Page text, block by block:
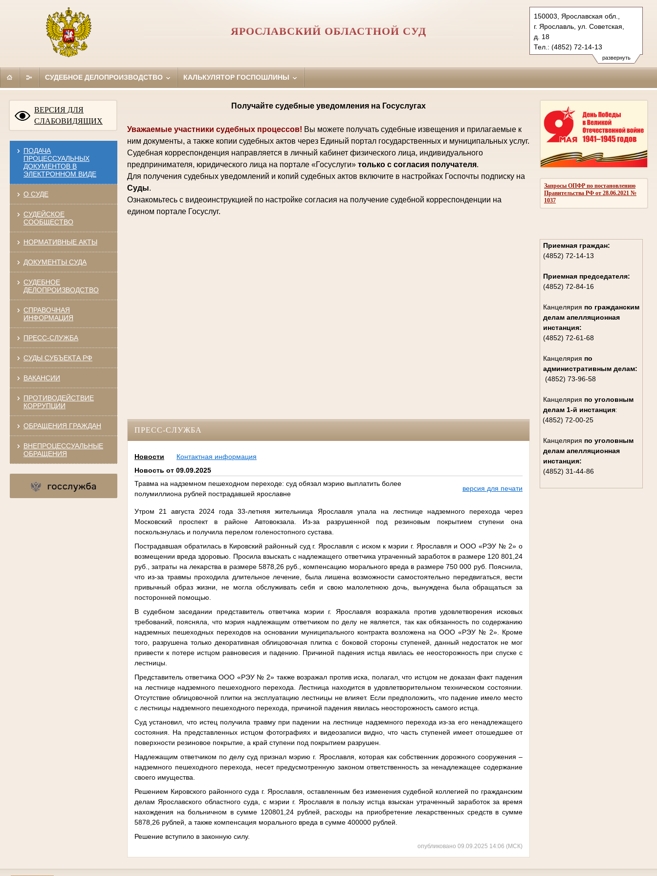
развернуть
150003, Ярославская обл.,
г. Ярославль, ул. Советская,
д. 18
Тел.: (4852) 72-14-13
oblsud.jrs@sudrf.ru
law@law.yar.ru
ЯРОСЛАВСКИЙ ОБЛАСТНОЙ СУД
СУДЕБНОЕ ДЕЛОПРОИЗВОДСТВО КАЛЬКУЛЯТОР ГОСПОШЛИНЫ
ВЕРСИЯ ДЛЯ
СЛАБОВИДЯЩИХ
ПОДАЧА
ПРОЦЕССУАЛЬНЫХ
ДОКУМЕНТОВ В
ЭЛЕКТРОННОМ ВИДЕ
О СУДЕ
СУДЕЙСКОЕ
СООБЩЕСТВО
НОРМАТИВНЫЕ АКТЫ
ДОКУМЕНТЫ СУДА
СУДЕБНОЕ
ДЕЛОПРОИЗВОДСТВО
СПРАВОЧНАЯ
ИНФОРМАЦИЯ
ПРЕСС-СЛУЖБА
СУДЫ СУБЪЕКТА РФ
ВАКАНСИИ
ПРОТИВОДЕЙСТВИЕ
КОРРУПЦИИ
ОБРАЩЕНИЯ ГРАЖДАН
ВНЕПРОЦЕССУАЛЬНЫЕ
ОБРАЩЕНИЯ
Запросы ОПФР по постановлению
Правительства РФ от 28.06.2021 №
1037
Приемная граждан:
(4852) 72-14-13
Приемная председателя:
(4852) 72-84-16
Канцелярия по гражданским
делам апелляционная
инстанция:
(4852) 72-61-68
Канцелярия по
административным делам:
(4852) 73-96-58
Канцелярия по уголовным
делам 1-й инстанция:
(4852) 72-00-25
Канцелярия по уголовным
делам апелляционная
инстанция:
(4852) 31-44-86
Получайте судебные уведомления на Госуслугах
Уважаемые участники судебных процессов! Вы можете получать судебные извещения и прилагаемые к
ним документы, а также копии судебных актов через Единый портал государственных и муниципальных услуг.
Судебная корреспонденция направляется в личный кабинет физического лица, индивидуального
предпринимателя, юридического лица на портале «Госуслуги» только с согласия получателя.
Для получения судебных уведомлений и копий судебных актов включите в настройках Госпочты подписку на
Суды.
Ознакомьтесь с видеоинструкцией по настройке согласия на получение судебной корреспонденции на
едином портале Госуслуг.
ПРЕСС-СЛУЖБА
Новости
Контактная информация
Новость от 09.09.2025
Травма на надземном пешеходном переходе: суд обязал мэрию выплатить более
полумиллиона рублей пострадавшей ярославне
версия для печати
Утром 21 августа 2024 года 33-летняя жительница Ярославля упала на лестнице надземного перехода через
Московский проспект в районе Автовокзала. Из-за разрушенной под резиновым покрытием ступени она
поскользнулась и получила перелом голеностопного сустава.
Пострадавшая обратилась в Кировский районный суд г. Ярославля с иском к мэрии г. Ярославля и ООО «РЭУ № 2» о
возмещении вреда здоровью. Просила взыскать с надлежащего ответчика утраченный заработок в размере 120 801,24
руб., затраты на лекарства в размере 5878,26 руб., компенсацию морального вреда в размере 750 000 руб. Пояснила,
что из-за травмы проходила длительное лечение, была лишена возможности самостоятельно передвигаться, вести
привычный образ жизни, не могла обслуживать себя и свою малолетнюю дочь, вынуждена была обращаться за
посторонней помощью.
В судебном заседании представитель ответчика мэрии г. Ярославля возражала против удовлетворения исковых
требований, поясняла, что мэрия надлежащим ответчиком по делу не является, так как обязанность по содержанию
надземных пешеходных переходов на основании муниципального контракта возложена на ООО «РЭУ № 2». Кроме
того, разрушена только декоративная облицовочная плитка с боковой стороны ступеней, данный недостаток не мог
привести к потере истцом равновесия и падению. Причиной падения истца явилась ее неосторожность при спуске с
лестницы.
Представитель ответчика ООО «РЭУ № 2» также возражал против иска, полагал, что истцом не доказан факт падения
на лестнице надземного пешеходного перехода. Лестница находится в удовлетворительном техническом состоянии.
Отсутствие облицовочной плитки на эксплуатацию лестницы не влияет. Если предположить, что падение имело место
с лестницы надземного пешеходного перехода, причиной падения явилась неосторожность самого истца.
Суд установил, что истец получила травму при падении на лестнице надземного перехода из-за его ненадлежащего
состояния. На представленных истцом фотографиях и видеозаписи видно, что часть ступеней имеет отошедшее от
поверхности резиновое покрытие, а край ступени под покрытием разрушен.
Надлежащим ответчиком по делу суд признал мэрию г. Ярославля, которая как собственник дорожного сооружения –
надземного пешеходного перехода, несет предусмотренную законом ответственность за ненадлежащее содержание
своего имущества.
Решением Кировского районного суда г. Ярославля, оставленным без изменения судебной коллегией по гражданским
делам Ярославского областного суда, с мэрии г. Ярославля в пользу истца взыскан утраченный заработок за время
нахождения на больничном в сумме 120801,24 рублей, расходы на приобретение лекарственных средств в сумме
5878,26 рублей, а также компенсация морального вреда в сумме 400000 рублей.
Решение вступило в законную силу.
опубликовано 09.09.2025 14:06 (МСК)